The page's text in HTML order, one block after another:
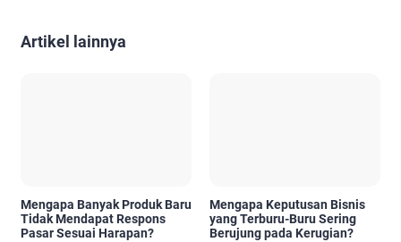
Artikel lainnya
Mengapa Banyak Produk Baru
Tidak Mendapat Respons
Pasar Sesuai Harapan?
Mengapa Keputusan Bisnis
yang Terburu-Buru Sering
Berujung pada Kerugian?